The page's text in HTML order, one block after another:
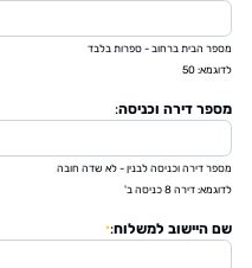
מספר הבית ברחוב - ספרות בלבד
לדוגמא: 50
מספר דירה וכניסה:
מספר דירה וכניסה לבנין - לא שדה חובה
לדוגמא: דירה 8 כניסה ב'
שם היישוב למשלוח:
*